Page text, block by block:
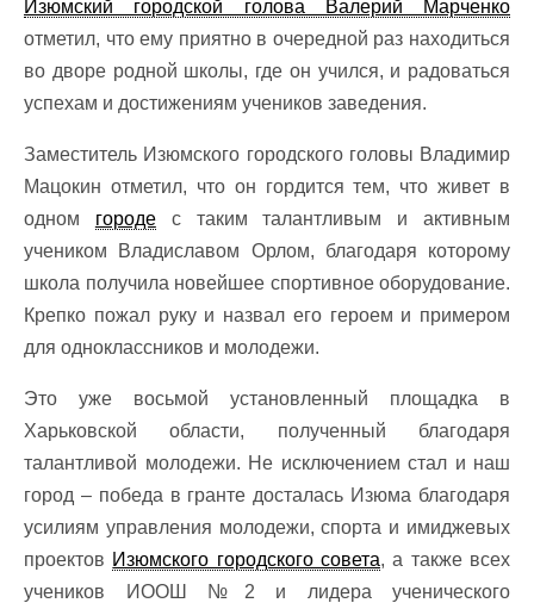
Изюмский городской голова Валерий Марченко
отметил, что ему приятно в очередной раз находиться
во дворе родной школы, где он учился, и радоваться
успехам и достижениям учеников заведения.
Заместитель Изюмского городского головы Владимир
Мацокин отметил, что он гордится тем, что живет в
одном городес таким талантливым и активным
учеником Владиславом Орлом, благодаря которому
школа получила новейшее спортивное оборудование.
Крепко пожал руку и назвал его героем и примером
для одноклассников и молодежи.
Это уже восьмой установленный площадка в
Харьковской области, полученный благодаря
талантливой молодежи. Не исключением стал и наш
город – победа в гранте досталась Изюма благодаря
усилиям управления молодежи, спорта и имиджевых
проектов Изюмского городского совета, а также всех
учеников ИООШ №2 и лидера ученического